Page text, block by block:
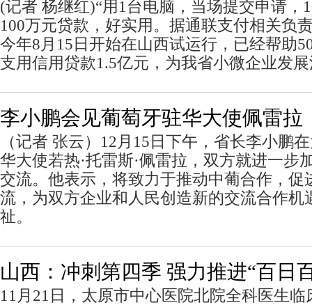
(记者 杨继红)“用1台电脑，当场提交申请，
100万元贷款，好实用。据通联支付相关负
今年8月15日开始在山西试运行，已经帮助
支用信用贷款1.5亿元，为我省小微企业发
李小鹏会见葡萄牙驻华大使佩雷拉
（记者 张云）12月15日下午，省长李小鹏
华大使若热·托雷斯·佩雷拉，双方就进一步
交流。他表示，将致力于推动中葡合作，促
流，为双方企业和人民创造新的交流合作机
祉。
山西：冲刺第四季 强力推进“百日
11月21日，太原市中心医院北院全科医生